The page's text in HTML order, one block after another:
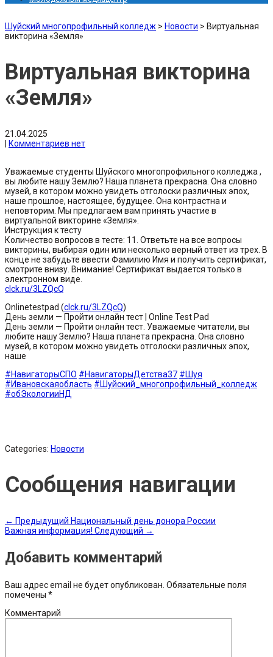
Шуйский многопрофильный колледж > Новости > Виртуальная
викторина «Земля»
Виртуальная викторина
«Земля»
21.04.2025
Комментариев нет
Уважаемые студенты Шуйского многопрофильного колледжа ,
вы любите нашу Землю? Наша планета прекрасна. Она словно
музей, в котором можно увидеть отголоски различных эпох,
наше прошлое, настоящее, будущее. Она контрастна и
неповторим. Мы предлагаем вам принять участие в
виртуальной викторине «Земля».
Инструкция к тесту
Количество вопросов в тесте: 11. Ответьте на все вопросы
викторины, выбирая один или несколько верный ответ из трех. В
конце не забудьте ввести Фамилию Имя и получить сертификат,
смотрите внизу. Внимание! Сертификат выдается только в
электронном виде.
clck.ru/3LZQcQ
Onlinetestpad (clck.ru/3LZQcQ)
День земли — Пройти онлайн тест | Online Test Pad
День земли — Пройти онлайн тест. Уважаемые читатели, вы
любите нашу Землю? Наша планета прекрасна. Она словно
музей, в котором можно увидеть отголоски различных эпох,
наше
#НавигаторыСПО #НавигаторыДетства37 #Шуя
#Ивановскаяобласть #Шуйский_многопрофильный_колледж
#обЭкологииНД
Categories: Новости
Сообщения навигации
← Предыдущий Национальный день донора России
Важная информация! Следующий →
Добавить комментарий
Ваш адрес email не будет опубликован. Обязательные поля
помечены *
Комментарий